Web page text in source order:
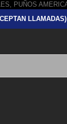
LLAMADAS)